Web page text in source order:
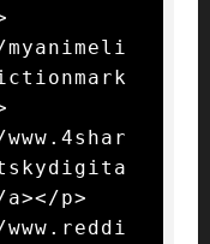
p>